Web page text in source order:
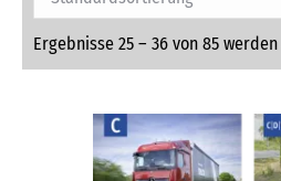
Ergebnisse 25 – 36 von 85